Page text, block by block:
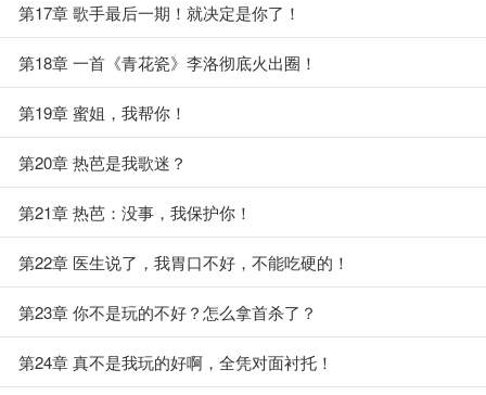
第17章 歌手最后一期！就决定是你了！
第18章 一首《青花瓷》李洛彻底火出圈！
第19章 蜜姐，我帮你！
第20章 热芭是我歌迷？
第21章 热芭：没事，我保护你！
第22章 医生说了，我胃口不好，不能吃硬的！
第23章 你不是玩的不好？怎么拿首杀了？
第24章 真不是我玩的好啊，全凭对面衬托！